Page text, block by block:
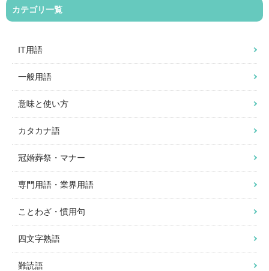
カテゴリ一覧
IT用語
一般用語
意味と使い方
カタカナ語
冠婚葬祭・マナー
専門用語・業界用語
ことわざ・慣用句
四文字熟語
難読語